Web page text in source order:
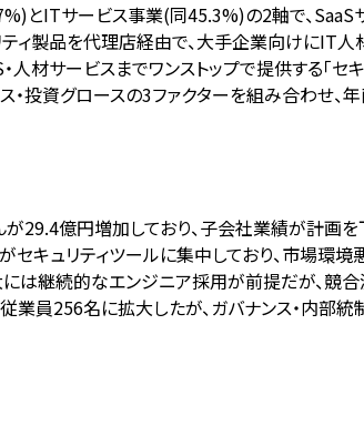
とITサービス事業(同45.3%)の2軸で、SaaS
ィ製品を代理店経由で、大手企業向けにIT人
材サービスまでワンストップで提供する「セキ
・投資グロースの3ファクターを組み合わせ、
29.4億円増加しており、子会社業績が計画
キュリティツールに集中しており、市場環境
は継続的なエンジニア採用が前提だが、競
員256名に拡大したが、ガバナンス・内部